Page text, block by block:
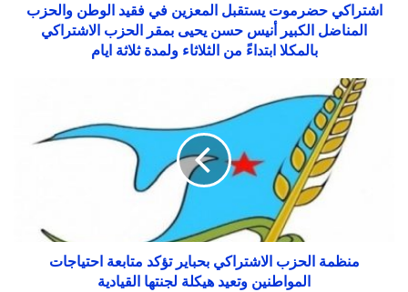
اشتراكي حضرموت يستقبل المعزين في فقيد الوطن والحزب
المناضل الكبير أنيس حسن يحيى بمقر الحزب الاشتراكي
بالمكلا ابتداءً من الثلاثاء ولمدة ثلاثة ايام
منظمة الحزب الاشتراكي بحباير تؤكد متابعة احتياجات
المواطنين وتعيد هيكلة لجنتها القيادية